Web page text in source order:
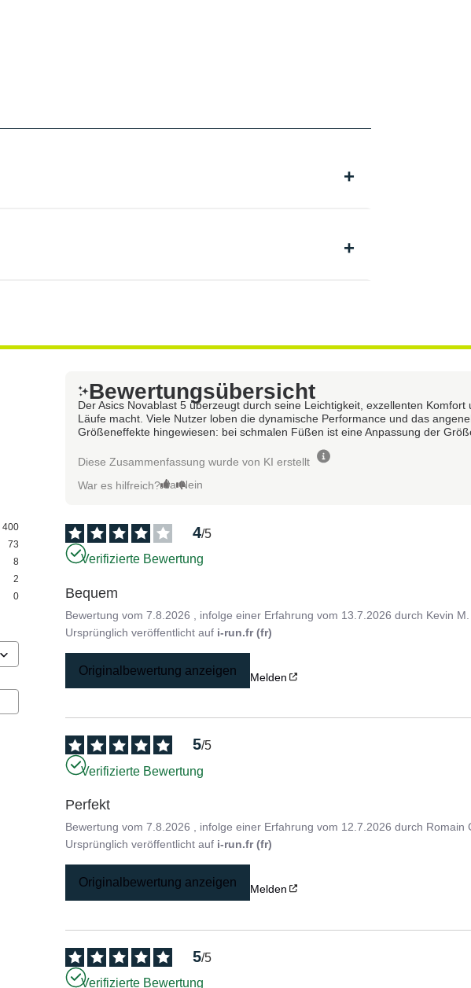
400
73
8
2
0
Bewertungsübersicht
Der Asics Novablast 5 überzeugt durch seine Leichtigkeit, exzellenten
Läufe macht. Viele Nutzer loben die dynamische Performance und das
Größeneffekte hingewiesen: bei schmalen Füßen ist eine Anpassung der
Diese Zusammenfassung wurde von KI erstellt
War es hilfreich? Ja Nein
4/5
Verifizierte Bewertung
Bequem
Bewertung vom7.8.2026 , infolge einer Erfahrung vom 13.7.2026 durch Kevin M.
Ursprünglich veröffentlicht auf i-run.fr (fr)
Originalbewertung anzeigen Melden
5/5
Verifizierte Bewertung
Perfekt
Bewertung vom7.8.2026 , infolge einer Erfahrung vom 12.7.2026 durch Romain
Ursprünglich veröffentlicht auf i-run.fr (fr)
Originalbewertung anzeigen Melden
5/5
Verifizierte Bewertung